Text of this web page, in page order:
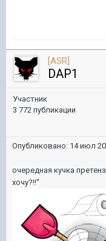
[ASR]
DAP1
Участник
3 772 публикации
Опубликовано: 14 июл
очередная кучка
хочу?!!"